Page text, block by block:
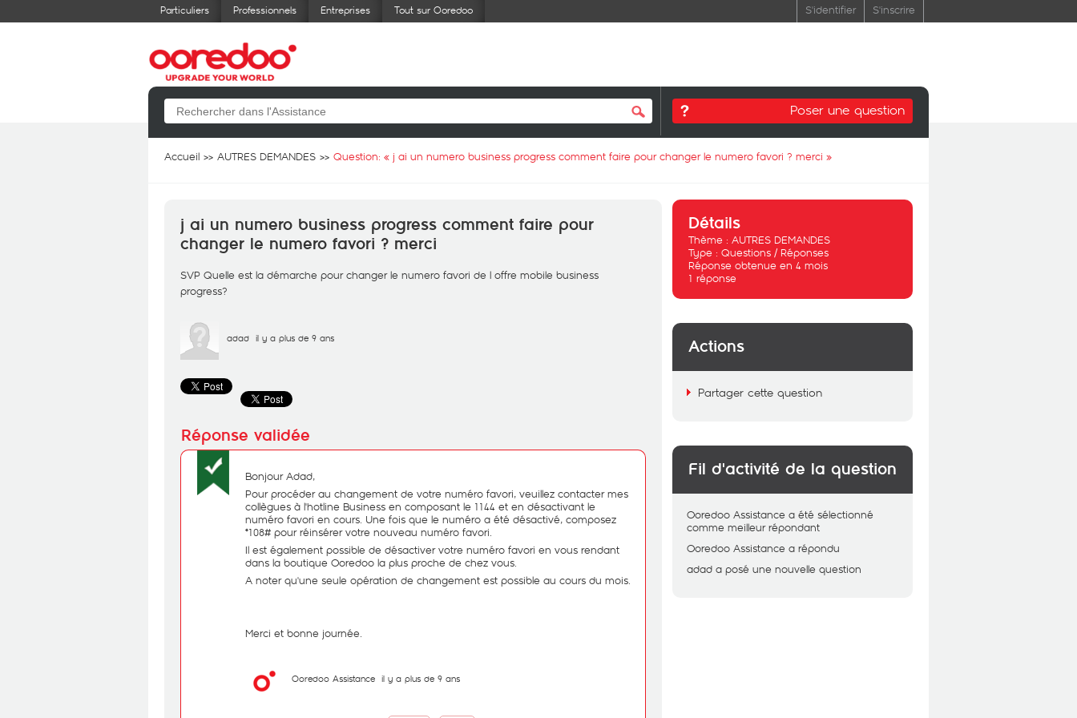
Particuliers Professionnels Entreprises Tout sur Ooredoo S'identifier S'inscrire
Poser une question
Accueil AUTRES DEMANDES Question: « j ai un numero business progress comment faire pour changer le numero favori ? merci »
j ai un numero business progress comment faire pour
changer le numero favori ? merci
SVP Quelle est la démarche pour changer le numero favori de l offre mobile business
progress?
adad il y a plus de 9 ans
Bonjour Adad,
Pour procéder au changement de votre numéro favori, veuillez contacter mes
collègues à l'hotline Business en composant le 1144 et en désactivant le
numéro favori en cours. Une fois que le numéro a été désactivé, composez
*108# pour réinsérer votre nouveau numéro favori.
Il est également possible de désactiver votre numéro favori en vous rendant
dans la boutique Ooredoo la plus proche de chez vous.
A noter qu'une seule opération de changement est possible au cours du mois.
Merci et bonne journée.
Ooredoo Assistance il y a plus de 9 ans
Détails
Thème : AUTRES DEMANDES
Type : Questions / Réponses
Réponse obtenue en 4 mois
1 réponse
Actions
Partager cette question
Fil d'activité de la question
Ooredoo Assistance a été sélectionné
comme meilleur répondant
Ooredoo Assistance a répondu
adad a posé une nouvelle question